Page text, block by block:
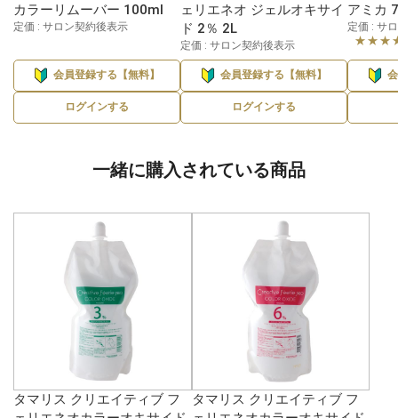
カラーリムーバー 100ml
定価 : サロン契約後表示
会員登録する【無料】
ログインする
ェリエネオ ジェルオキサイ
ド 2％ 2L
定価 : サロン契約後表示
会員登録する【無料】
ログインする
アミカ
定価 : サ
一緒に購入されている商品
タマリス クリエイティブ フ
タマリス クリエイティブ フ